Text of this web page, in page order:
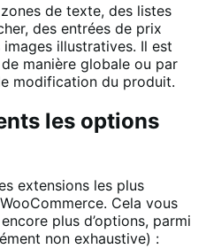
de texte, des listes
des entrées de prix
illustratives. Il est
manière globale ou par
modification du produit.
les options
extensions les plus
Cela vous
plus d’options, parmi
non exhaustive) :